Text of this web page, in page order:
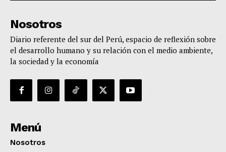
Nosotros
Diario referente del sur del Perú, espacio de reflexión sobre
el desarrollo humano y su relación con el medio ambiente,
la sociedad y la economía
Menú
Nosotros